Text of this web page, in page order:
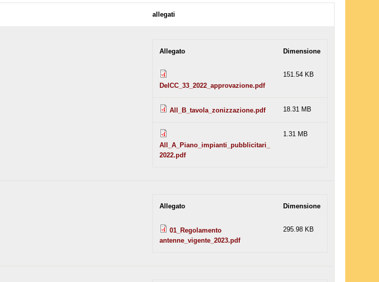
allegati
Allegato Dimensione
DelCC_33_2022_approvazione.pdf
151.54 KB
All_B_tavola_zonizzazione.pdf 18.31 MB
All_A_Piano_impianti_pubblicitari_
2022.pdf
1.31 MB
Allegato
Dimensione
01_Regolamento
antenne_vigente_2023.pdf
295.98 KB